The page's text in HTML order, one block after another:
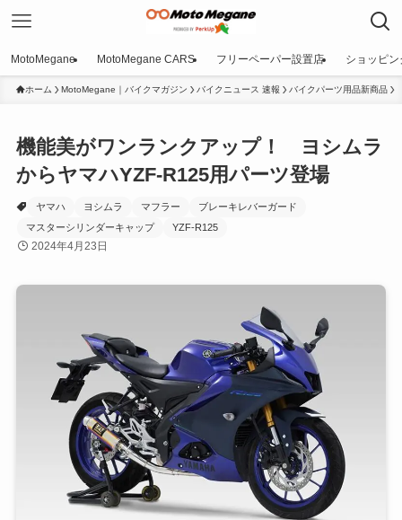
MotoMegane MotoMegane CARS フリーペーパー設置店 ショッピン
ホーム MotoMegane｜バイクマガジン バイクニュース 速報 バイクパーツ用品新商品
機能美がワンランクアップ！ ヨシムラ
からヤマハYZF-R125用パーツ登場
ヤマハ ヨシムラ マフラー
ブレーキレバーガード
マスターシリンダーキャップ
YZF-R125
2024年4月23日